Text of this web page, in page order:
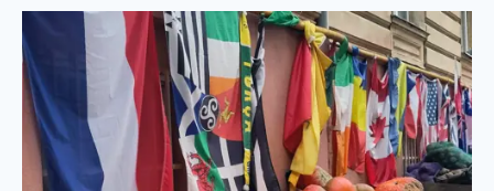
konstitueret generalsekretær i CISU Nicolai Houe.
Små projekter i naboskabspuljen får ekstra